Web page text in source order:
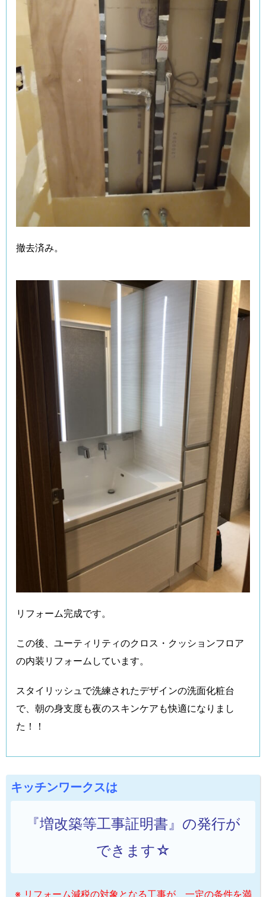
撤去済み。
リフォーム完成です。
この後、ユーティリティのクロス・クッションフロア
の内装リフォームしています。
スタイリッシュで洗練されたデザインの洗面化粧台
で、朝の身支度も夜のスキンケアも快適になりまし
た！！
キッチンワークスは
『増改築等工事証明書』の発行が
できます☆
※ リフォーム減税の対象となる工事が、一定の条件を満